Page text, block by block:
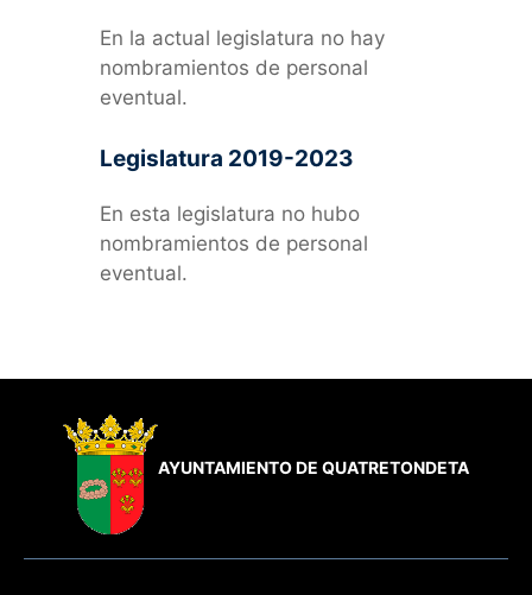
En la actual legislatura no hay
nombramientos de personal
eventual.
Legislatura 2019-2023
En esta legislatura no hubo
nombramientos de personal
eventual.
AYUNTAMIENTO DE QUATRETONDETA